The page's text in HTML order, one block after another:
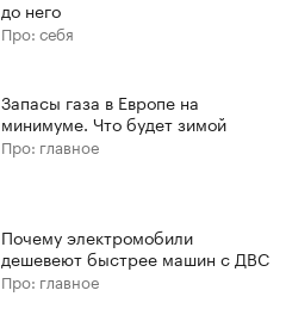
до него
Про: себя
Запасы газа в Европе на
минимуме. Что будет зимой
Про: главное
Почему электромобили
дешевеют быстрее машин с ДВС
Про: главное